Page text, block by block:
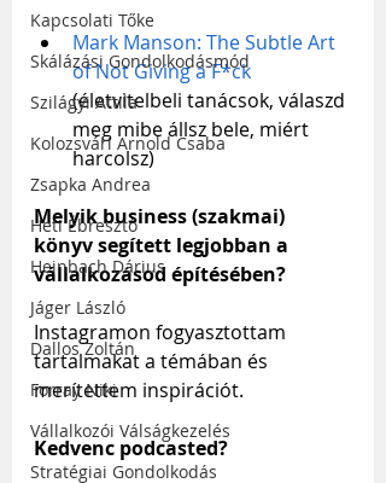
Kapcsolati Tőke
Skálázási Gondolkodásmód
Szilágyi Attila
Kolozsvári Arnold Csaba
Zsapka Andrea
Heti Ébresztő
Heinbach Dárius
Jáger László
Dallos Zoltán
Forray Niki
Vállalkozói Válságkezelés
Stratégiai Gondolkodás
Mark Manson: The Subtle Art
of Not Giving a F*ck
(életvitelbeli tanácsok, válaszd
meg mibe állsz bele, miért
harcolsz)
Melyik business (szakmai)
könyv segített legjobban a
vállalkozásod építésében?
Instagramon fogyasztottam
tartalmakat a témában és
merítettem inspirációt.
Kedvenc podcasted?